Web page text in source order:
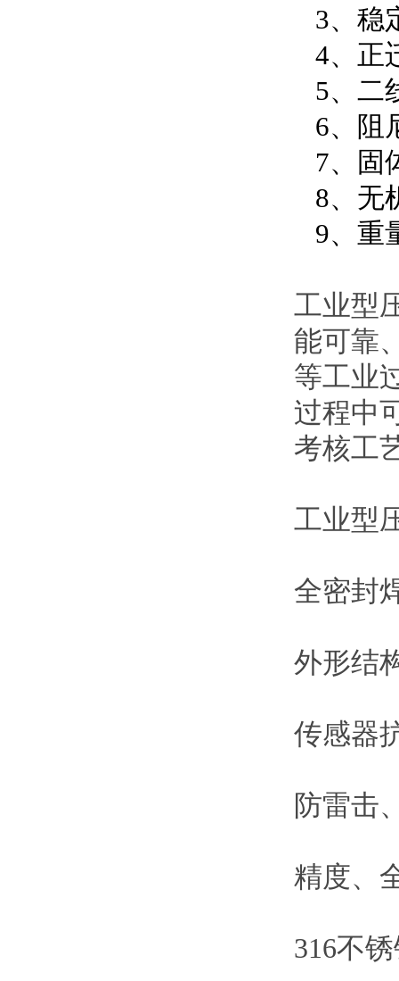
3、稳
4、正
5、二
6、阻
7、固
8、无
9、重
工业型
能可靠
等工业
过程中
考核工
工业型
全密封
外形
传感器
防雷击
精度、
316不